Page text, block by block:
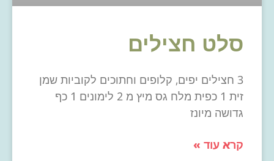
סלט חצילים
3 חצילים יפים, קלופים וחתוכים לקוביות שמן
זית 1 כפית מלח גס מיץ מ 2 לימונים 1 כף
גדושה מיונז
קרא עוד »